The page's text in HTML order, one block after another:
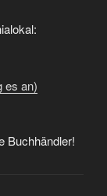
es an)
Buchhändler!